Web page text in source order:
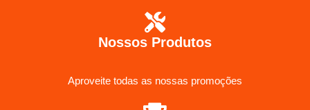
Nossos Produtos
Aproveite todas as nossas promoções